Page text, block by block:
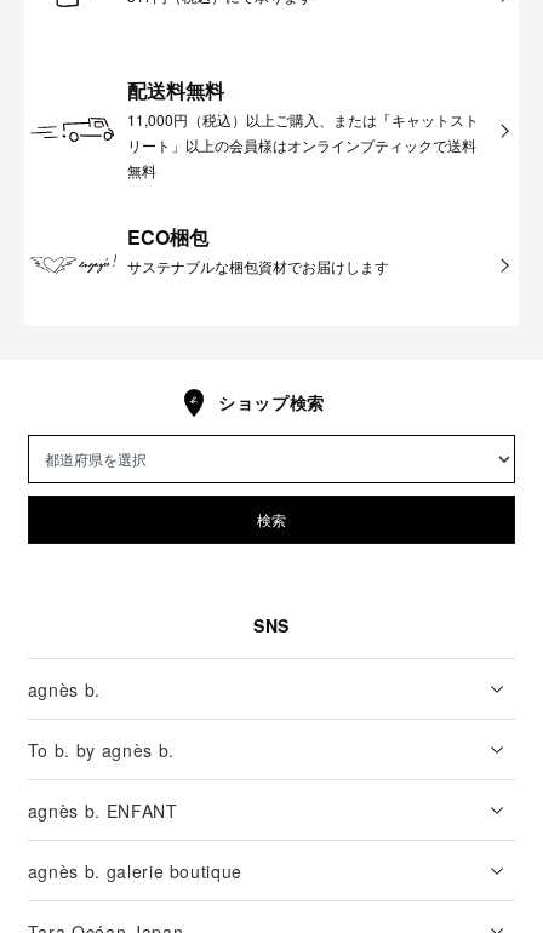
配送料無料
11,000円（税込）以上ご購入、または「キャットスト
リート」以上の会員様はオンラインブティックで送料
無料
ECO梱包
サステナブルな梱包資材でお届けします
ショップ検索
検索
SNS
agnès b.
To b. by agnès b.
agnès b. ENFANT
agnès b. galerie boutique